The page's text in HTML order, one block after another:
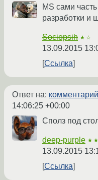
MS сами
разработки и
Sociopsih ★☆
13.09.2015
Ссылка
Ответ на: комментарий
14:06:25 +00:00
Сполз под
deep-purple
13.09.2015
Ссылка